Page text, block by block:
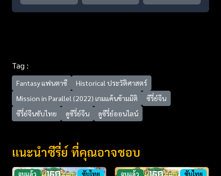
Tag :
Fantasy แฟนตาซี
Historical ประวัติศาสตร์
Mission in Parallel (2022) เกมแค้นข้ามมิติ
ซีรี่ย์จีน
ซีรี่ย์จีนซับไทย
ดูซีรี่ย์จีน ดูซีรี่ย์ออนไลน์
แนะนำซีรี่ย์ ที่คุณอาจชอบ
จบแล้ว ซับไทย จบแล้ว ซับไทย